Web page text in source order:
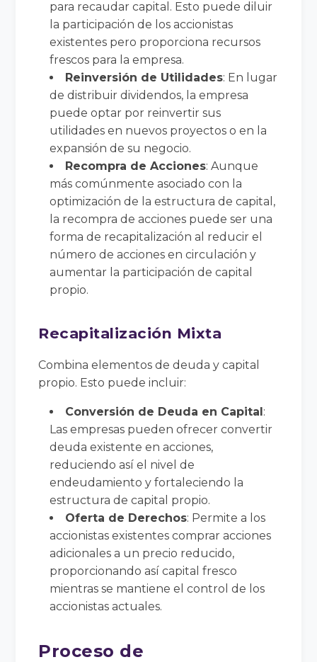
para recaudar capital. Esto puede diluir
la participación de los accionistas
existentes pero proporciona recursos
frescos para la empresa.
Reinversión de Utilidades: En lugar
de distribuir dividendos, la empresa
puede optar por reinvertir sus
utilidades en nuevos proyectos o en la
expansión de su negocio.
Recompra de Acciones: Aunque
más comúnmente asociado con la
optimización de la estructura de capital,
la recompra de acciones puede ser una
forma de recapitalización al reducir el
número de acciones en circulación y
aumentar la participación de capital
propio.
Recapitalización Mixta
Combina elementos de deuda y capital
propio. Esto puede incluir:
Conversión de Deuda en Capital:
Las empresas pueden ofrecer convertir
deuda existente en acciones,
reduciendo así el nivel de
endeudamiento y fortaleciendo la
estructura de capital propio.
Oferta de Derechos: Permite a los
accionistas existentes comprar acciones
adicionales a un precio reducido,
proporcionando así capital fresco
mientras se mantiene el control de los
accionistas actuales.
Proceso de